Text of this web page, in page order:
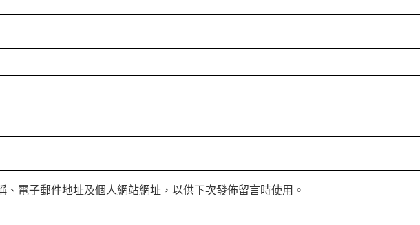
、電子郵件地址及個人網站網址，以供下次發佈留言時使用。